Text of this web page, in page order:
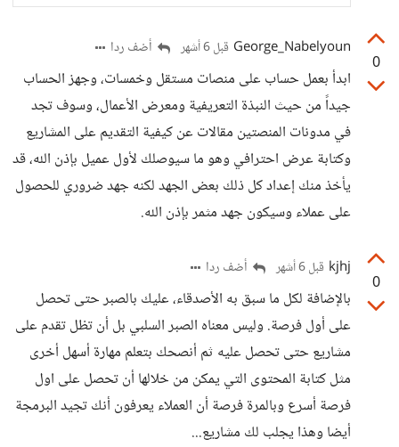
0
George_Nabelyoun قبل 6 أشهر أضف ردا
ابدأ بعمل حساب على منصات مستقل وخمسات، وجهز الحساب
جيداً من حيث النبذة التعريفية ومعرض الأعمال، وسوف تجد
في مدونات المنصتين مقالات عن كيفية التقديم على المشاريع
وكتابة عرض احترافي وهو ما سيوصلك لأول عميل بإذن الله، قد
يأخذ منك إعداد كل ذلك بعض الجهد لكنه جهد ضروري للحصول
على عملاء وسيكون جهد مثمر بإذن الله.
0
kjhj قبل 6 أشهر أضف ردا
بالإضافة لكل ما سبق به الأصدقاء، عليك بالصبر حتى تحصل
على أول فرصة. وليس معناه الصبر السلبي بل أن تظل تقدم على
مشاريع حتى تحصل عليه ثم أنصحك بتعلم مهارة أسهل أخرى
مثل كتابة المحتوى التي يمكن من خلالها أن تحصل على اول
فرصة أسرع وبالمرة فرصة أن العملاء يعرفون أنك تجيد البرمجة
أيضا وهذا يجلب لك مشاريع...